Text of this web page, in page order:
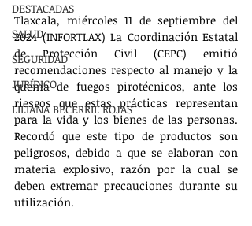
DESTACADAS
SALUD
SEGURIDAD
JURÍDICO
LILIANA BECERRIL ROJAS
Tlaxcala, miércoles 11 de septiembre del
2024 (INFORTLAX) La Coordinación Estatal
de Protección Civil (CEPC) emitió
recomendaciones respecto al manejo y la
quema de fuegos pirotécnicos, ante los
riesgos que estas prácticas representan
para la vida y los bienes de las personas.
Recordó que este tipo de productos son
peligrosos, debido a que se elaboran con
materia explosivo, razón por la cual se
deben extremar precauciones durante su
utilización.